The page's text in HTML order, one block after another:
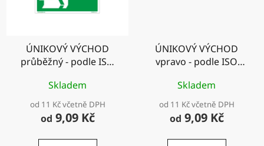
ÚNIKOVÝ VÝCHOD
průběžný - podle ISO
Skladem
od 11 Kč včetně DPH
od 9,09 Kč
ÚNIKOVÝ VÝCHOD
vpravo - podle ISO
Skladem
od 11 Kč včetně DPH
od 9,09 Kč